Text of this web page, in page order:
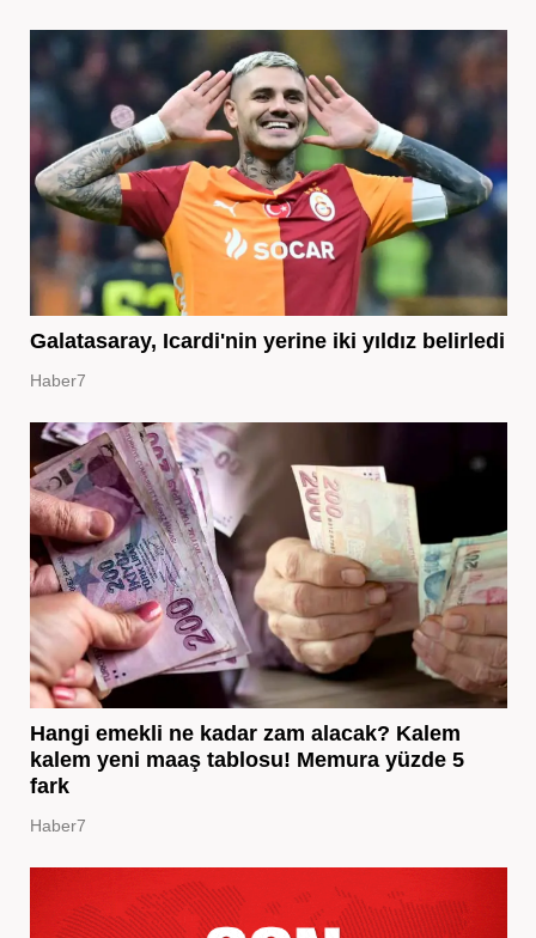
Galatasaray, Icardi'nin yerine iki yıldız belirledi
Haber7
Hangi emekli ne kadar zam alacak? Kalem
kalem yeni maaş tablosu! Memura yüzde 5
fark
Haber7